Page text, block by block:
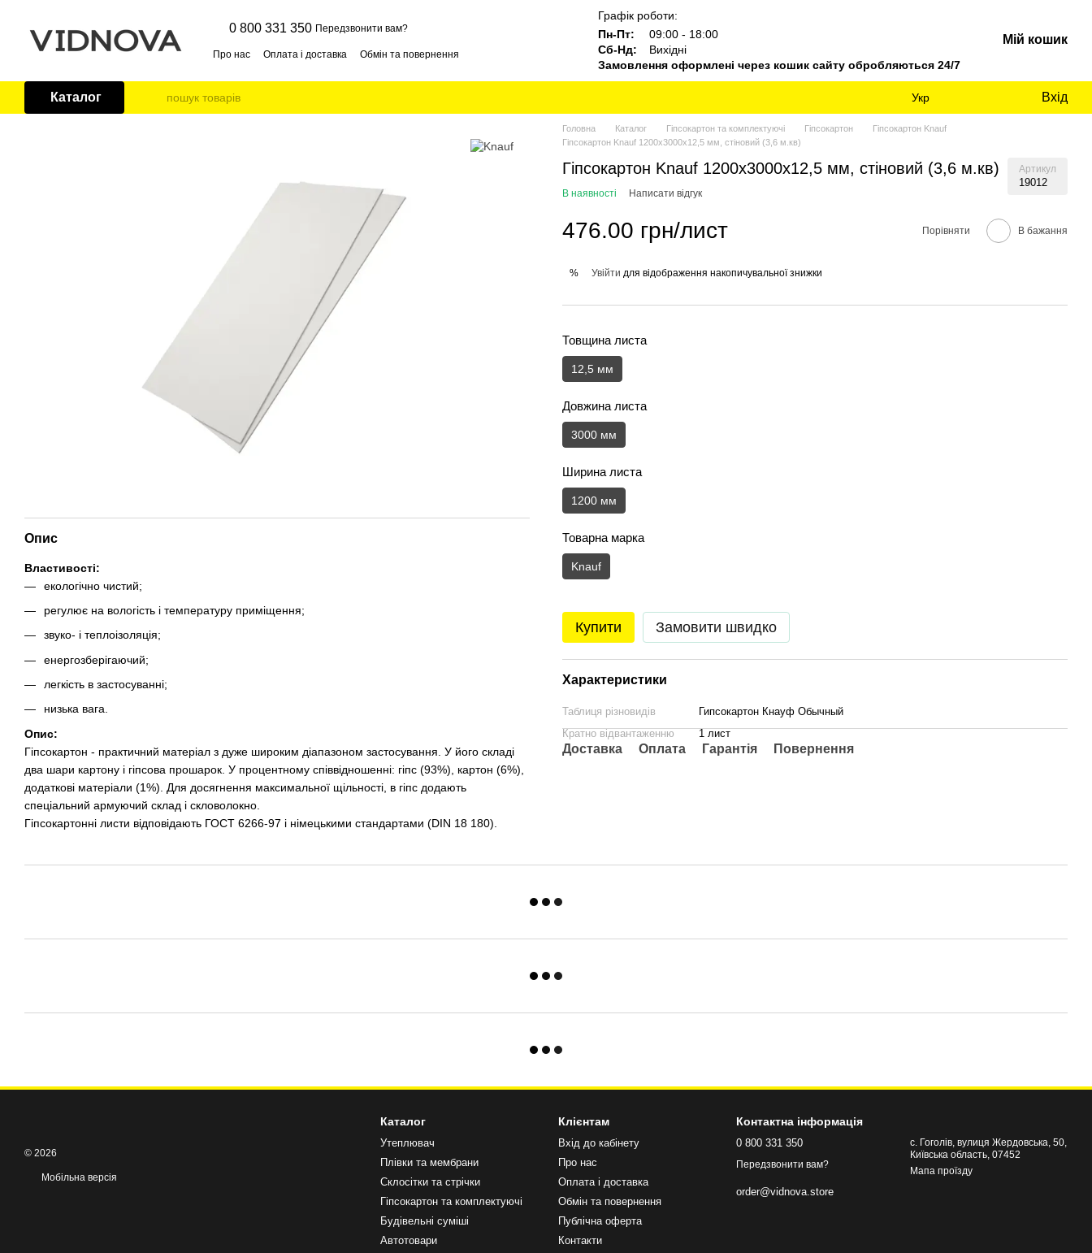
0 800 331 350 Передзвонити вам?
Про нас Оплата і доставка
Обмін та повернення
Графік роботи:
Пн-Пт:
09:00 - 18:00
Сб-Нд:
Вихідні
Замовлення оформлені через кошик сайту обробляються 24/7
Мій кошик
Каталог Укр Вхід
Опис
Властивості:
екологічно чистий;
регулює на вологість і температуру приміщення;
звуко- і теплоізоляція;
енергозберігаючий;
легкість в застосуванні;
низька вага.
Опис:
Гіпсокартон - практичний матеріал з дуже широким діапазоном застосування. У його складі
два шари картону і гіпсова прошарок. У процентному співвідношенні: гіпс (93%), картон (6%),
додаткові матеріали (1%). Для досягнення максимальної щільності, в гіпс додають
спеціальний армуючий склад і скловолокно.
Гіпсокартонні листи відповідають ГОСТ 6266-97 і німецькими стандартами (DIN 18 180).
Головна Каталог Гіпсокартон та комплектуючі Гіпсокартон
Гіпсокартон Knauf
Гіпсокартон Knauf 1200х3000х12,5 мм, стіновий (3,6 м.кв)
Гіпсокартон Knauf 1200х3000х12,5 мм, стіновий (3,6 м.кв) Артикул
19012
В наявності Написати відгук
476.00 грн/лист Порівняти В бажання
% Увійти для відображення накопичувальної знижки
Товщина листа
12,5 мм
Довжина листа
3000 мм
Ширина листа
1200 мм
Товарна марка
Knauf
Купити Замовити швидко
Характеристики
Таблиця різновидів
Гипсокартон Кнауф Обычный
Кратно відвантаженню
1 лист
Доставка Оплата Гарантія Повернення
© 2026
Мобільна версія
Каталог
Утеплювач
Плівки та мембрани
Склосітки та стрічки
Гіпсокартон та комплектуючі
Будівельні суміші
Автотовари
Клієнтам
Вхід до кабінету
Про нас
Оплата і доставка
Обмін та повернення
Публічна оферта
Контакти
Контактна інформація
0 800 331 350
Передзвонити вам?
order@vidnova.store
с. Гоголів, вулиця Жердовська, 50,
Київська область, 07452
Мапа проїзду